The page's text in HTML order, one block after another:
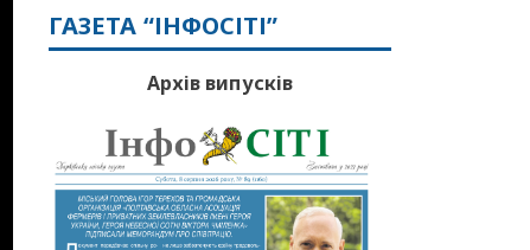
ГАЗЕТА “ІНФОСІТІ”
Архів випусків